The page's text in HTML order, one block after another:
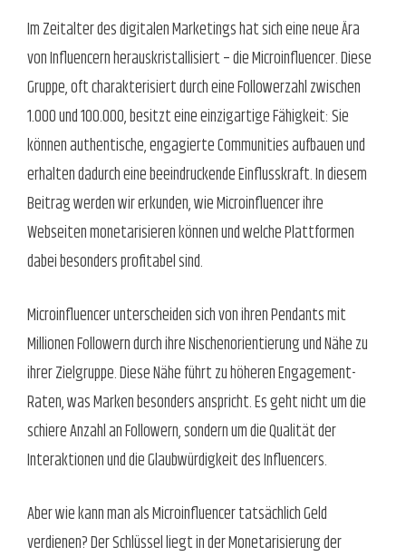
Im Zeitalter des digitalen Marketings hat sich eine neue Ära
von Influencern herauskristallisiert – die Microinfluencer. Diese
Gruppe, oft charakterisiert durch eine Followerzahl zwischen
1.000 und 100.000, besitzt eine einzigartige Fähigkeit: Sie
können authentische, engagierte Communities aufbauen und
erhalten dadurch eine beeindruckende Einflusskraft. In diesem
Beitrag werden wir erkunden, wie Microinfluencer ihre
Webseiten monetarisieren können und welche Plattformen
dabei besonders profitabel sind.
Microinfluencer unterscheiden sich von ihren Pendants mit
Millionen Followern durch ihre Nischenorientierung und Nähe zu
ihrer Zielgruppe. Diese Nähe führt zu höheren Engagement-
Raten, was Marken besonders anspricht. Es geht nicht um die
schiere Anzahl an Followern, sondern um die Qualität der
Interaktionen und die Glaubwürdigkeit des Influencers.
Aber wie kann man als Microinfluencer tatsächlich Geld
verdienen? Der Schlüssel liegt in der Monetarisierung der